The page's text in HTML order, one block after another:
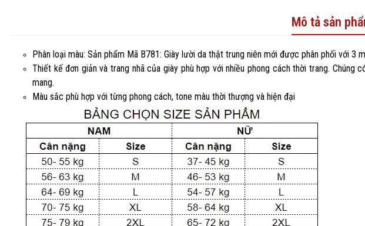
Mô tả sản
Phân loại màu: Sản phẩm Mã B781: Giày lười da thật trung niên mới được phân phối với 3
Thiết kế đơn giản và trang nhã của giày phù hợp với nhiều phong cách thời trang.
mang.
Màu sắc phù hợp với từng phong cách, tone màu thời thượng và hiện đại